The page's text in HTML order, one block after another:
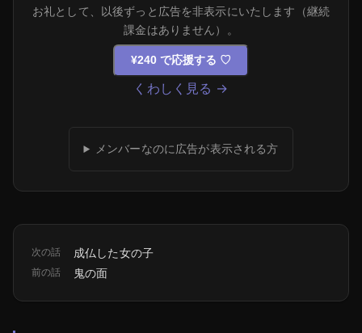
お礼として、以後ずっと広告を非表示にいたします（継続
課金はありません）。
¥240 で応援する ♡
くわしく見る →
メンバーなのに広告が表示される方
次の話 成仏した女の子
前の話 鬼の面